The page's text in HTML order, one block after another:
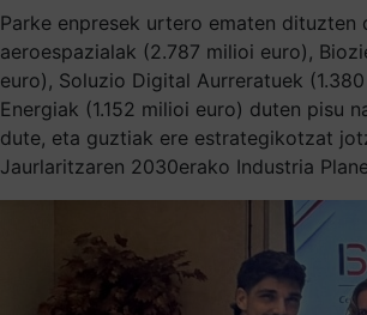
Parke enpresek urtero ematen dituzten
aeroespazialak (2.787 milioi euro),
euro), Soluzio Digital Aurreratuek
Energiak (1.152 milioi euro) duten pisu
dute, eta guztiak ere estrategikotzat
Jaurlaritzaren 2030erako Industria